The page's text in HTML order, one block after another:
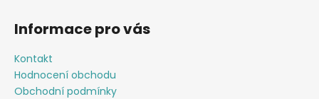
Informace pro vás
Kontakt
Hodnocení obchodu
Obchodní podmínky